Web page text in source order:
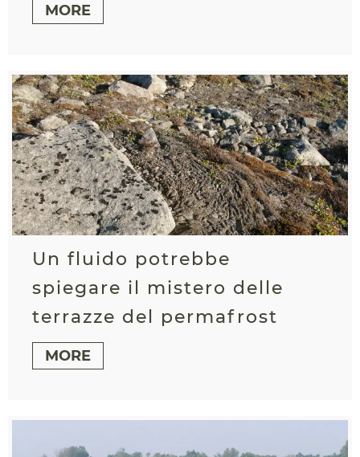
MORE
Un fluido potrebbe
spiegare il mistero delle
terrazze del permafrost
MORE